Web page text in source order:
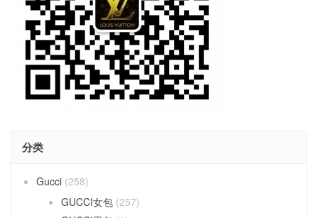
分类
Gucci (258)
GUCCI女包 (257)